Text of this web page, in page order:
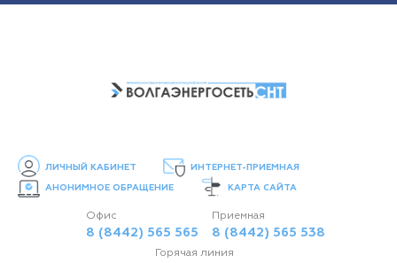
ЛИЧНЫЙ КАБИНЕТ ИНТЕРНЕТ-ПРИЕМНАЯ
АНОНИМНОЕ ОБРАЩЕНИЕ КАРТА САЙТА
Офис
8 (8442) 565 565
Приемная
8 (8442) 565 538
Горячая линия